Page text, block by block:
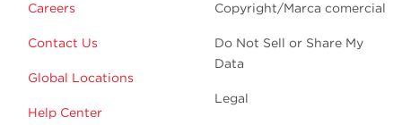
Careers
Contact Us
Global Locations
Help Center
Copyright/Marca comercial
Do Not Sell or Share My
Data
Legal